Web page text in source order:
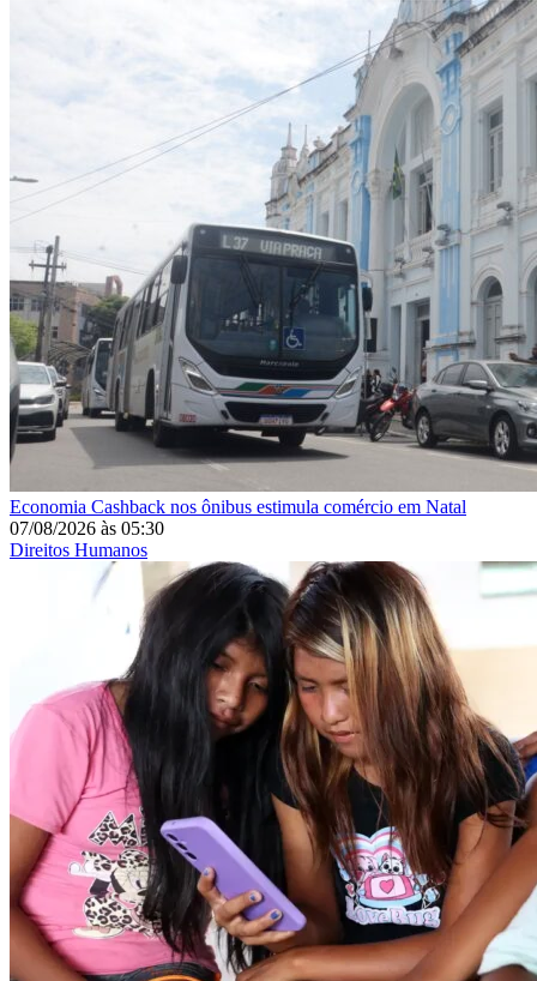
Economia Cashback nos ônibus estimula comércio em Natal
07/08/2026 às 05:30
Direitos Humanos